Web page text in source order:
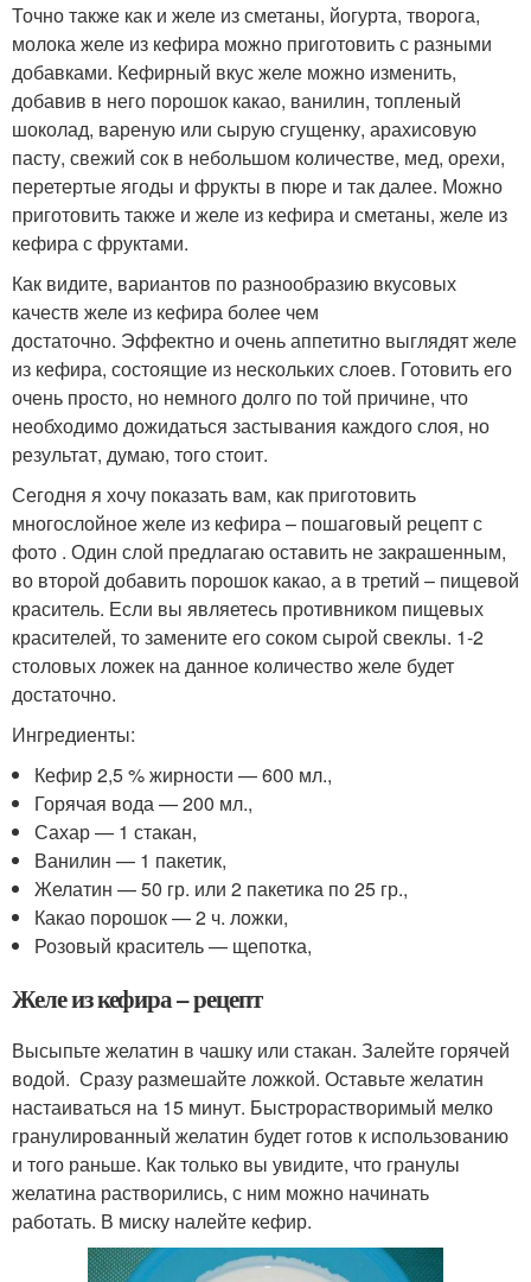
Точно также как и желе из сметаны, йогурта, творога,
молока желе из кефира можно приготовить с разными
добавками. Кефирный вкус желе можно изменить,
добавив в него порошок какао, ванилин, топленый
шоколад, вареную или сырую сгущенку, арахисовую
пасту, свежий сок в небольшом количестве, мед, орехи,
перетертые ягоды и фрукты в пюре и так далее. Можно
приготовить также и желе из кефира и сметаны, желе из
кефира с фруктами.
Как видите, вариантов по разнообразию вкусовых
качеств желе из кефира более чем
достаточно. Эффектно и очень аппетитно выглядят желе
из кефира, состоящие из нескольких слоев. Готовить его
очень просто, но немного долго по той причине, что
необходимо дожидаться застывания каждого слоя, но
результат, думаю, того стоит.
Сегодня я хочу показать вам, как приготовить
многослойное желе из кефира – пошаговый рецепт с
фото . Один слой предлагаю оставить не закрашенным,
во второй добавить порошок какао, а в третий – пищевой
краситель. Если вы являетесь противником пищевых
красителей, то замените его соком сырой свеклы. 1-2
столовых ложек на данное количество желе будет
достаточно.
Ингредиенты:
Кефир 2,5 % жирности — 600 мл.,
Горячая вода — 200 мл.,
Сахар — 1 стакан,
Ванилин — 1 пакетик,
Желатин — 50 гр. или 2 пакетика по 25 гр.,
Какао порошок — 2 ч. ложки,
Розовый краситель — щепотка,
Желе из кефира – рецепт
Высыпьте желатин в чашку или стакан. Залейте горячей
водой. Сразу размешайте ложкой. Оставьте желатин
настаиваться на 15 минут. Быстрорастворимый мелко
гранулированный желатин будет готов к использованию
и того раньше. Как только вы увидите, что гранулы
желатина растворились, с ним можно начинать
работать. В миску налейте кефир.